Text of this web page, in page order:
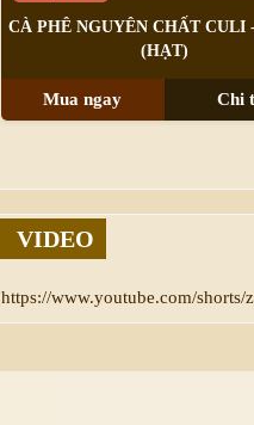
CÀ PHÊ NGUYÊN CHẤT CULI
(HẠT)
Mua ngay Chi
VIDEO
https://www.youtube.com/shorts/